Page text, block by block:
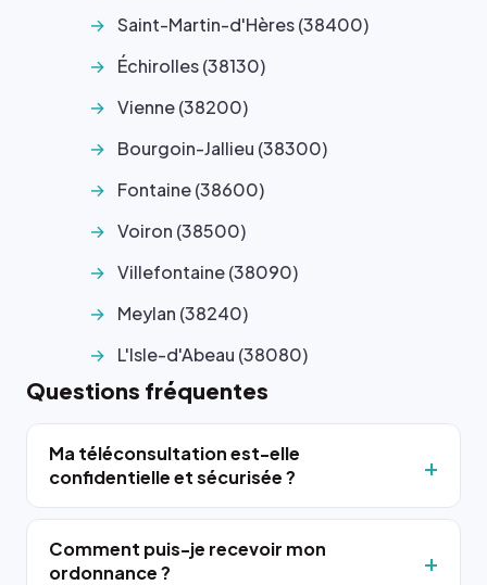
Saint-Martin-d'Hères (38400)
Échirolles (38130)
Vienne (38200)
Bourgoin-Jallieu (38300)
Fontaine (38600)
Voiron (38500)
Villefontaine (38090)
Meylan (38240)
L'Isle-d'Abeau (38080)
Questions fréquentes
Ma téléconsultation est-elle
confidentielle et sécurisée ?
Comment puis-je recevoir mon
ordonnance ?